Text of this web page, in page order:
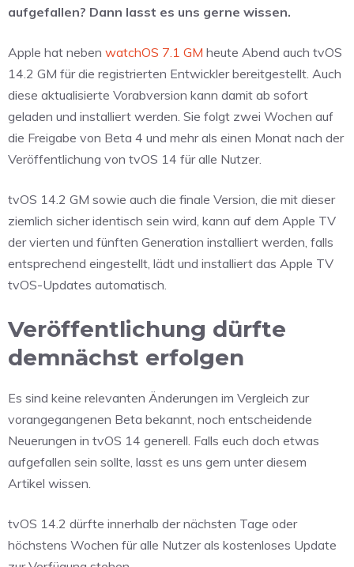
aufgefallen? Dann lasst es uns gerne wissen.
Apple hat neben watchOS 7.1 GM heute Abend auch tvOS
14.2 GM für die registrierten Entwickler bereitgestellt. Auch
diese aktualisierte Vorabversion kann damit ab sofort
geladen und installiert werden. Sie folgt zwei Wochen auf
die Freigabe von Beta 4 und mehr als einen Monat nach der
Veröffentlichung von tvOS 14 für alle Nutzer.
tvOS 14.2 GM sowie auch die finale Version, die mit dieser
ziemlich sicher identisch sein wird, kann auf dem Apple TV
der vierten und fünften Generation installiert werden, falls
entsprechend eingestellt, lädt und installiert das Apple TV
tvOS-Updates automatisch.
Veröffentlichung dürfte
demnächst erfolgen
Es sind keine relevanten Änderungen im Vergleich zur
vorangegangenen Beta bekannt, noch entscheidende
Neuerungen in tvOS 14 generell. Falls euch doch etwas
aufgefallen sein sollte, lasst es uns gern unter diesem
Artikel wissen.
tvOS 14.2 dürfte innerhalb der nächsten Tage oder
höchstens Wochen für alle Nutzer als kostenloses Update